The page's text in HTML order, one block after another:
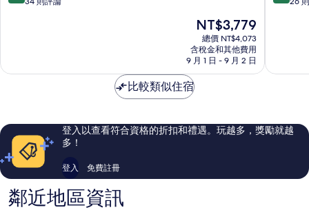
夠
評
論
現
在
價
格
為
NT$3,779
總價 NT$4,073
含稅金和其他費用
9 月 1 日 - 9 月 2 日
飯
夠
評
論
比較類似住宿
登入以查看符合資格的折扣和禮遇。玩越多，獎勵就越
多！
登入 免費註冊
鄰近地區資訊